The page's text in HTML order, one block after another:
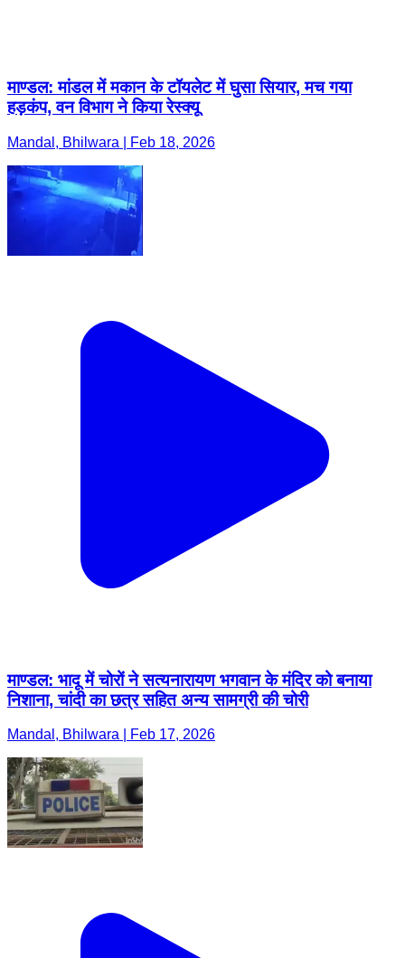
माण्डल: मांडल में मकान के टॉयलेट में घुसा सियार, मच गया
हड़कंप, वन विभाग ने किया रेस्क्यू
Mandal, Bhilwara | Feb 18, 2026
माण्डल: भादू में चोरों ने सत्यनारायण भगवान के मंदिर को बनाया
निशाना, चांदी का छत्र सहित अन्य सामग्री की चोरी
Mandal, Bhilwara | Feb 17, 2026